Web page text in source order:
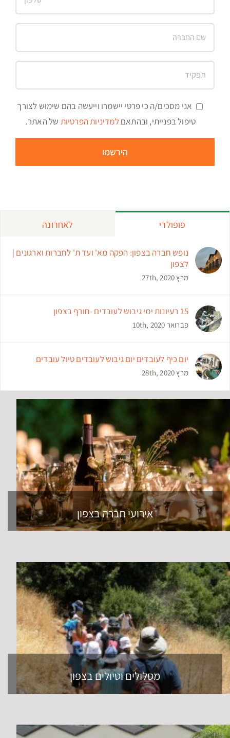
אני מסכים/ה כי פרטי יישמרו וייעשה בהם שימוש לצורך
טיפול בפנייתי, ובהתאםלמדיניות הפרטיות של האתר.
פופולרי לאחרונה
נופש חברה בצפון: הפקה מא' ועד ת' לחברות וארגונים |
לצפון
מרץ 27th, 2020
15 רעיונות ימי גיבוש לעובדים -חורף בצפון
פברואר 10th, 2020
יום כיף לעובדים יום גיבוש לעובדים טיול עובדים
מרץ 28th, 2020
אירועי חברה בצפון
מסלולים וטיולים בצפון